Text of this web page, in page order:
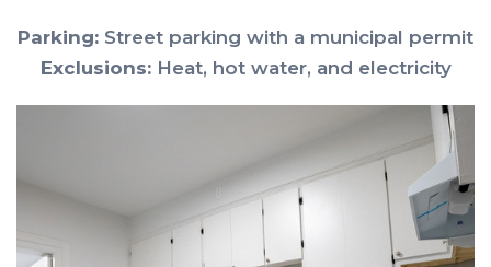
Parking: Street parking with a municipal permit
Exclusions:Heat, hot water, and electricity